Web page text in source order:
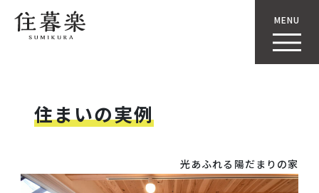
MENU
住まいの実例
光あふれる陽だまりの家